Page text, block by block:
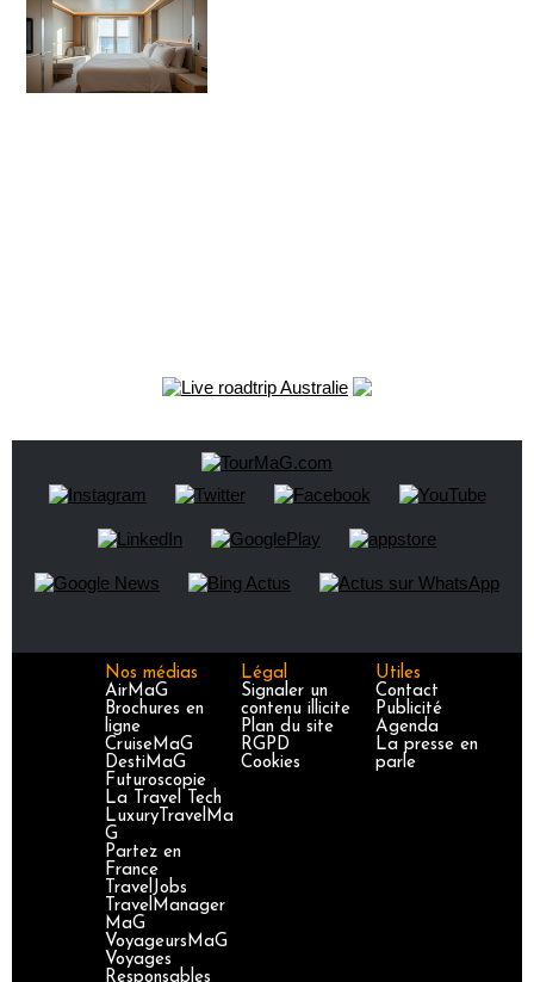
Nos médias
AirMaG
Brochures en
ligne
CruiseMaG
DestiMaG
Futuroscopie
La Travel Tech
LuxuryTravelMa
G
Partez en
France
TravelJobs
TravelManager
MaG
VoyageursMaG
Voyages
Responsables
Légal
Signaler un
contenu illicite
Plan du site
RGPD
Cookies
Utiles
Contact
Publicité
Agenda
La presse en
parle